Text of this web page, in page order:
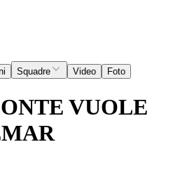
Squadre Video Foto
VUOLE